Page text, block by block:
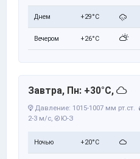
Днем +29°C
Вечером +26°C
Завтра, Пн: +30°C,
Давление: 1015-1007 мм рт.ст.
2-3 м/с, Ю-З
Ночью +20°C